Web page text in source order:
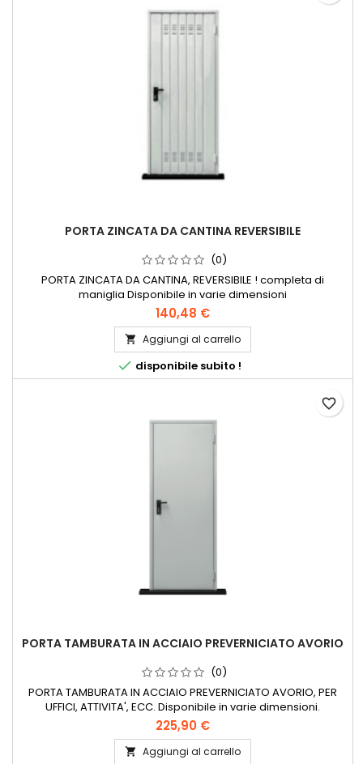
PORTA ZINCATA DA CANTINA REVERSIBILE
(0)
PORTA ZINCATA DA CANTINA, REVERSIBILE ! completa di
maniglia Disponibile in varie dimensioni
140,48 €
 Aggiungi al carrello
 disponibile subito !
PORTA TAMBURATA IN ACCIAIO PREVERNICIATO AVORIO
(0)
PORTA TAMBURATA IN ACCIAIO PREVERNICIATO AVORIO, PER
UFFICI, ATTIVITA', ECC. Disponibile in varie dimensioni.
REVERSIBILE !
225,90 €
 Aggiungi al carrello
favorite_border